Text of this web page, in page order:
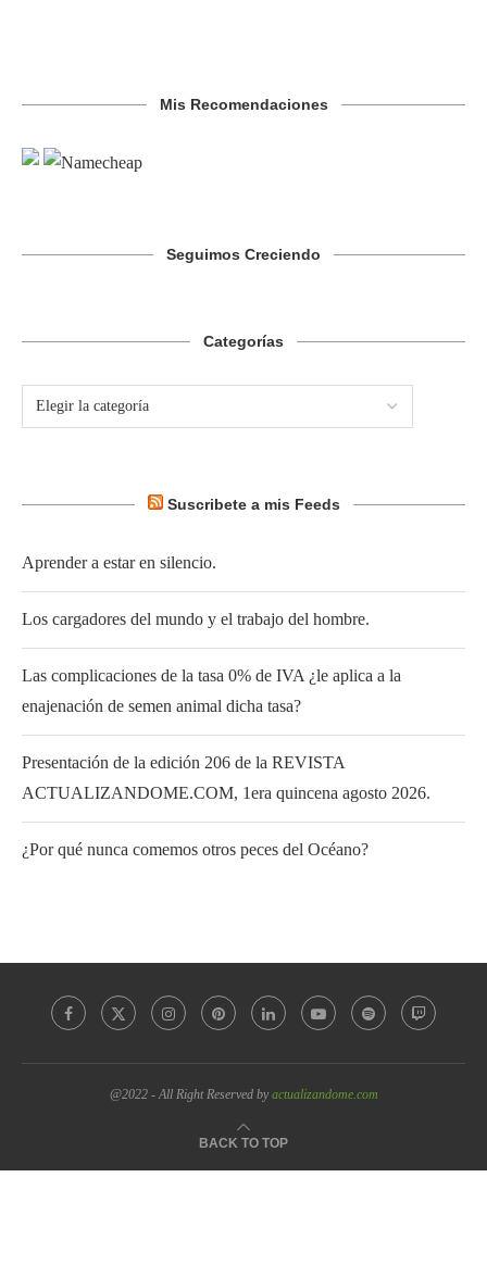
Mis Recomendaciones
Seguimos Creciendo
Categorías
Suscribete a mis Feeds
Aprender a estar en silencio.
Los cargadores del mundo y el trabajo del hombre.
Las complicaciones de la tasa 0% de IVA ¿le aplica a la
enajenación de semen animal dicha tasa?
Presentación de la edición 206 de la REVISTA
ACTUALIZANDOME.COM, 1era quincena agosto 2026.
¿Por qué nunca comemos otros peces del Océano?
@2022 - All Right Reserved byactualizandome.com
BACK TO TOP